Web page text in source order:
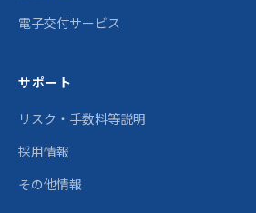
電子交付サービス
サポート
リスク・手数料等説明
採用情報
その他情報